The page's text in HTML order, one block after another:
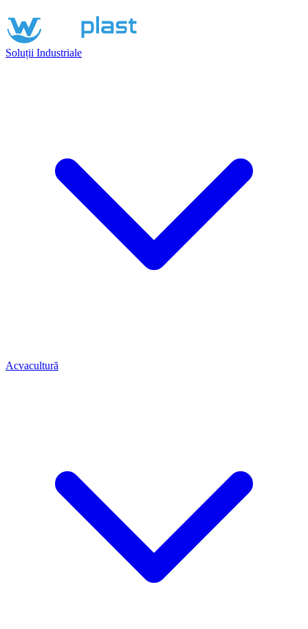
Soluții Industriale
Acvacultură